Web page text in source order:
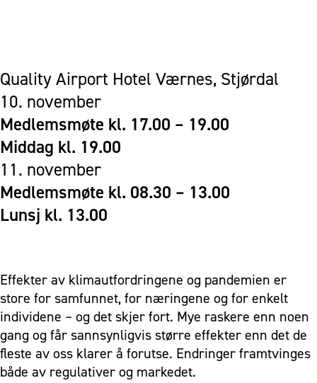
Quality Airport Hotel Værnes, Stjørdal
10. november
Medlemsmøte kl. 17.00 – 19.00
Middag kl. 19.00
11. november
Medlemsmøte kl. 08.30 – 13.00
Lunsj kl. 13.00
Effekter av klimautfordringene og pandemien er
store for samfunnet, for næringene og for enkelt
individene – og det skjer fort. Mye raskere enn noen
gang og får sannsynligvis større effekter enn det de
fleste av oss klarer å forutse. Endringer framtvinges
både av regulativer og markedet.